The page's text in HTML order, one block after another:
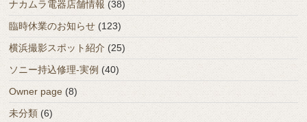
ナカムラ電器店舗情報 (38)
臨時休業のお知らせ (123)
横浜撮影スポット紹介 (25)
ソニー持込修理-実例 (40)
Owner page (8)
未分類 (6)